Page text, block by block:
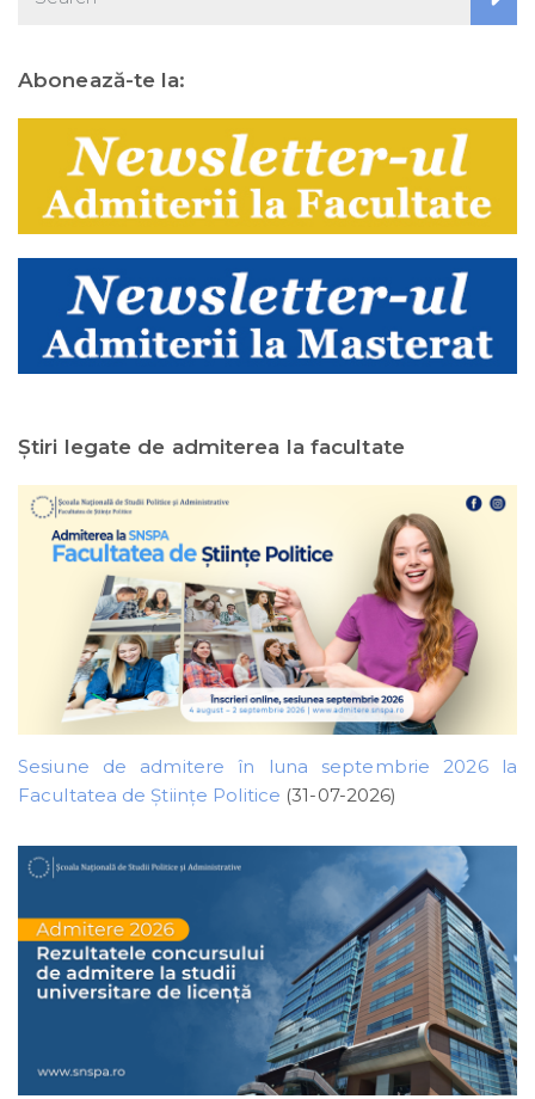
Abonează-te la:
Ştiri legate de admiterea la facultate
Sesiune de admitere în luna septembrie 2026 la
Facultatea de Științe Politice (31-07-2026)